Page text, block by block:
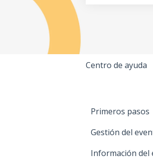
Centro de ayuda
Primeros pasos
Cuenta
Branding
Gestión del
Métricas
Información del